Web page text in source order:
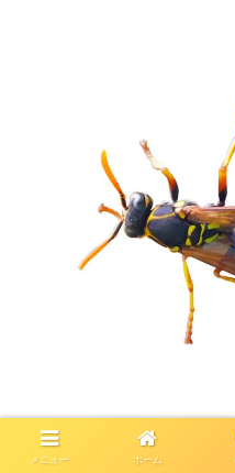
見た目
メニュー ホーム